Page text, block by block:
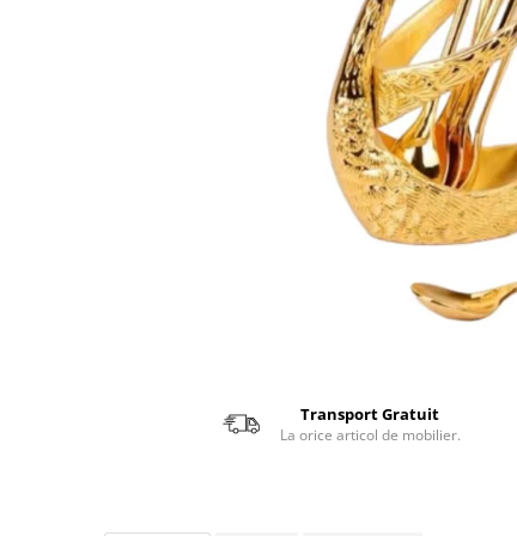
Transport Gratuit
La orice articol de mobilier.